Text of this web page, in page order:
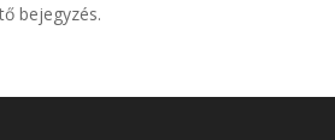
bejegyzés.